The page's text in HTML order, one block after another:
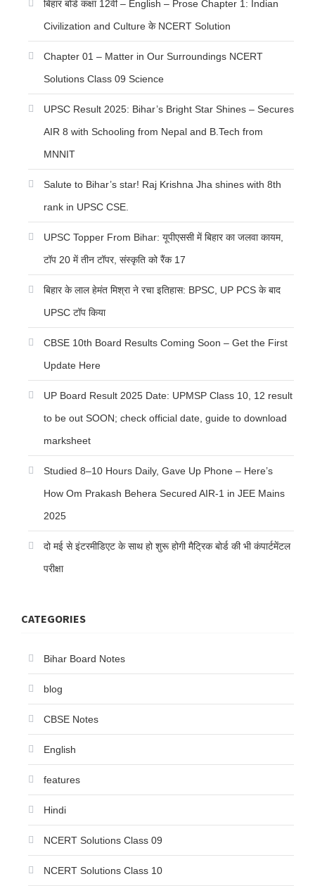
बिहार बोर्ड कक्षा 12वी – English – Prose Chapter 1: Indian
Civilization and Culture के NCERT Solution
Chapter 01 – Matter in Our Surroundings NCERT
Solutions Class 09 Science
UPSC Result 2025: Bihar’s Bright Star Shines – Secures
AIR 8 with Schooling from Nepal and B.Tech from
MNNIT
Salute to Bihar’s star! Raj Krishna Jha shines with 8th
rank in UPSC CSE.
UPSC Topper From Bihar: यूपीएससी में बिहार का जलवा कायम,
टॉप 20 में तीन टॉपर, संस्कृति को रैंक 17
बिहार के लाल हेमंत मिश्रा ने रचा इतिहास: BPSC, UP PCS के बाद
UPSC टॉप किया
CBSE 10th Board Results Coming Soon – Get the First
Update Here
UP Board Result 2025 Date: UPMSP Class 10, 12 result
to be out SOON; check official date, guide to download
marksheet
Studied 8–10 Hours Daily, Gave Up Phone – Here’s
How Om Prakash Behera Secured AIR-1 in JEE Mains
2025
दो मई से इंटरमीडिएट के साथ हो शुरू होगी मैट्रिक बोर्ड की भी कंपार्टमेंटल
परीक्षा
CATEGORIES
Bihar Board Notes
blog
CBSE Notes
English
features
Hindi
NCERT Solutions Class 09
NCERT Solutions Class 10